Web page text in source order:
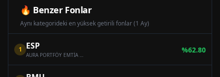
🔥 Benzer Fonlar
Aynı kategorideki en yüksek getirili fonlar (1 Ay)
1 ESP
AURA PORTFÖY EMTİA SERBEST FON
%62.80